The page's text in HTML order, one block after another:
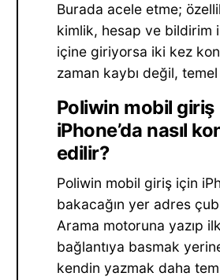
Burada acele etme;
kimlik, hesap ve bildirim
içine giriyorsa iki kez
zaman kaybı değil, temel
Poliwin mobil giriş
iPhone’da nasıl
edilir?
Poliwin mobil giriş için
bakacağın yer adres
Arama motoruna yazıp
bağlantıya basmak
kendin yazmak daha